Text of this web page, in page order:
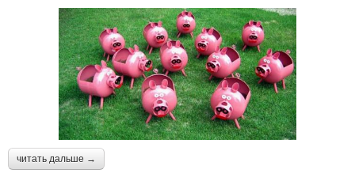
читать дальше →